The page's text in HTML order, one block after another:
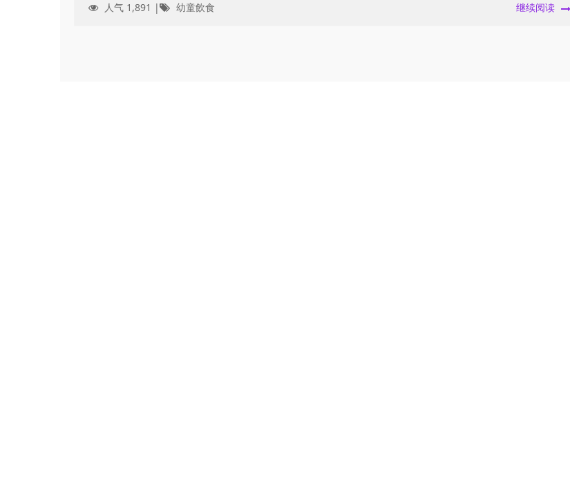
人气 1,891 | 幼童飲食 继续阅读